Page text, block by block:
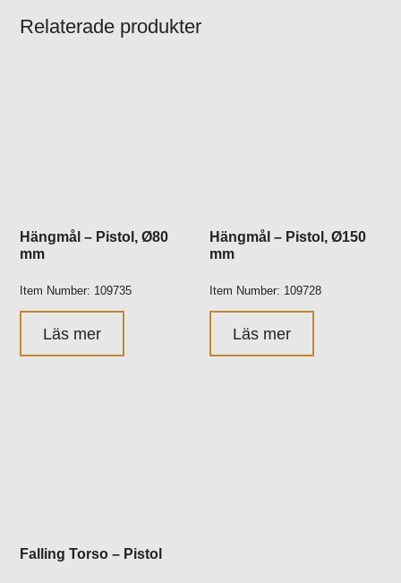
Relaterade produkter
Hängmål – Pistol, Ø80
mm
Item Number: 109735
Läs mer
Hängmål – Pistol, Ø150
mm
Item Number: 109728
Läs mer
Falling Torso – Pistol